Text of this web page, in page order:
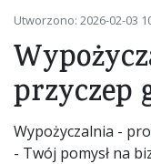
Utworzono: 2026-02-03
przyczep
Wypożyczalnia -
- Twój pomysł na